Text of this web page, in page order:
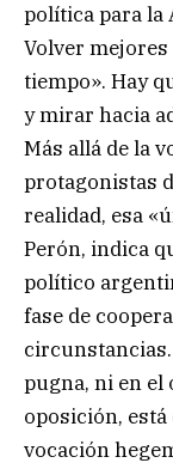
política para la
Volver
tiempo». Hay
y mirar hacia
Más allá de la
protagonistas
realidad, esa
Perón, indica
político
fase de
pugna, ni en
oposición,
vocación